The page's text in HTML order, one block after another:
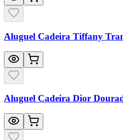
Aluguel Cadeira Tiffany
Aluguel Cadeira Dior